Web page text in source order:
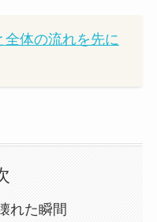
体の流れを先に
れた瞬間